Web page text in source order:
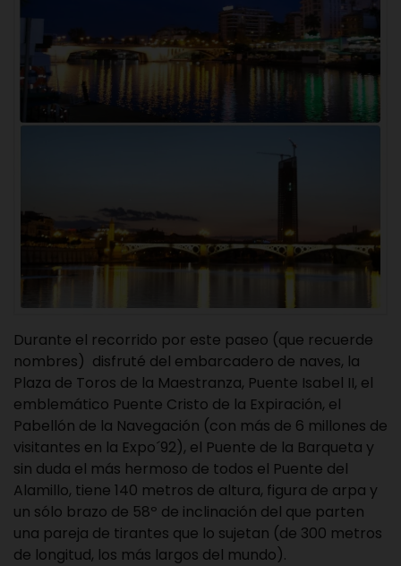
Durante el recorrido por este paseo (que recuerde
nombres) disfruté del embarcadero de naves, la
Plaza de Toros de la Maestranza, Puente Isabel II, el
emblemático Puente Cristo de la Expiración, el
Pabellón de la Navegación (con más de 6 millones de
visitantes en la Expo´92), el Puente de la Barqueta y
sin duda el más hermoso de todos el Puente del
Alamillo, tiene 140 metros de altura, figura de arpa y
un sólo brazo de 58º de inclinación del que parten
una pareja de tirantes que lo sujetan (de 300 metros
de longitud, los más largos del mundo).